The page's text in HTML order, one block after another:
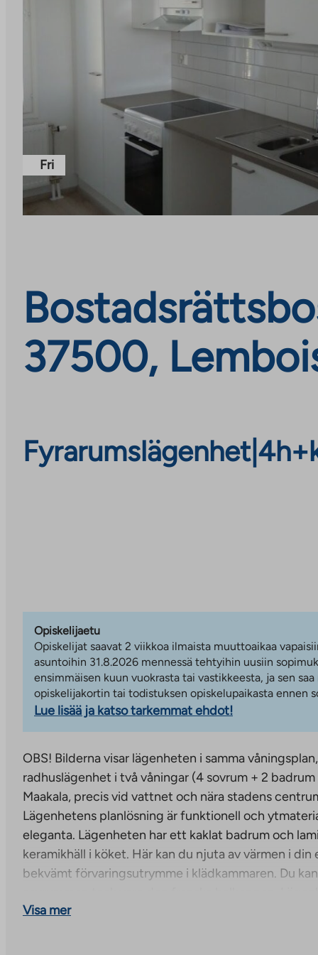
Fri
37500,
Fyrarumslägenhet|
Opiskelijaetu
Opiskelijat saavat 2 viikkoa ilmaista muuttoaikaa
asuntoihin 31.8.2026 mennessä tehtyihin uusiin
ensimmäisen kuun vuokrasta tai vastikkeesta, ja sen
opiskelijakortin tai todistuksen opiskelupaikasta ennen
Lue lisää ja katso tarkemmat ehdot!
OBS! Bilderna visar lägenheten i samma
radhuslägenhet i två våningar (4 sovrum + 2
Maakala, precis vid vattnet och nära stadens
Lägenhetens planlösning är funktionell och
eleganta. Lägenheten har ett kaklat badrum och
keramikhäll i köket. Här kan du njuta av värmen i din
bekvämt förvaringsutrymme i klädkammaren. Du
mot söder/väst.
Visa mer